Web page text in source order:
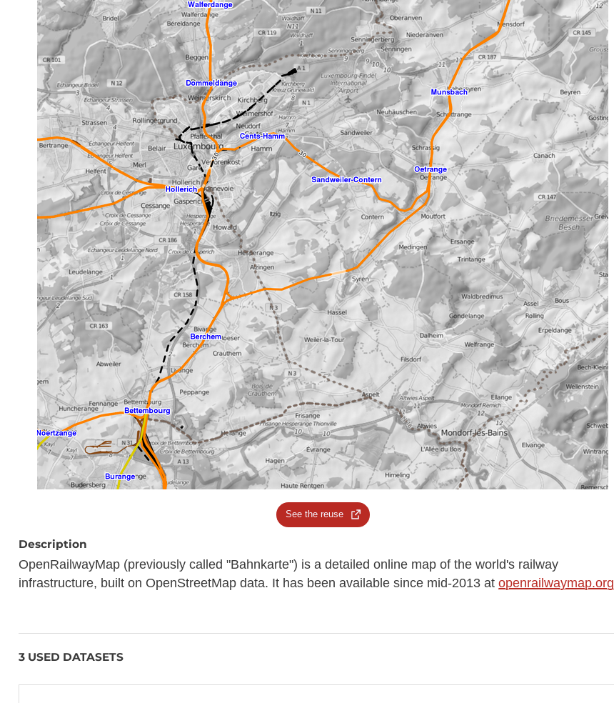
See the reuse
Description
OpenRailwayMap (previously called "Bahnkarte") is a detailed online map of the world's railway
infrastructure, built on OpenStreetMap data. It has been available since mid-2013 atopenrailwaymap.org
3 USED DATASETS